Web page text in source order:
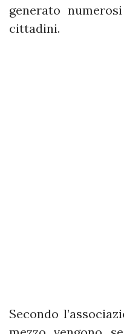
generato
cittadini.
Secondo